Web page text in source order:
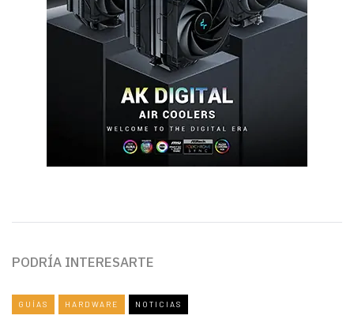
PODRÍA INTERESARTE
GUÍAS HARDWARE NOTICIAS